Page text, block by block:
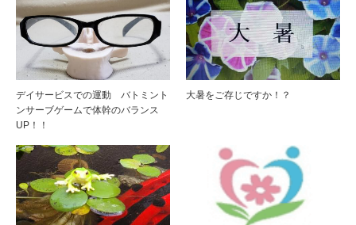
デイサービスでの運動 バトミント
ンサーブゲームで体幹のバランス
UP！！
大暑をご存じですか！？